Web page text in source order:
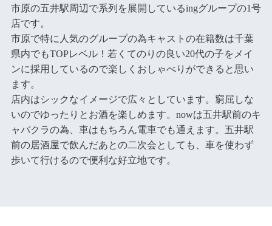
市原の五井駅周辺で系列を展開しているingグループの1号
店です。
市原で特に人気のグループの為キャストの在籍数は千葉
県内でもTOPレベル！若くてのりの良い20代の子をメイ
ンに採用しているので楽しくおしゃべりができると思い
ます。
店内はシックなイメージで広々としています。窮屈しな
いのでゆったりとお酒を楽しめます。nowは五井駅前のキ
ャバクラの為、車はもちろん電車でも通えます。五井駅
前の居酒屋で飲んだあとの二次会としても、車を使わず
歩いて行けるので便利な好立地です。